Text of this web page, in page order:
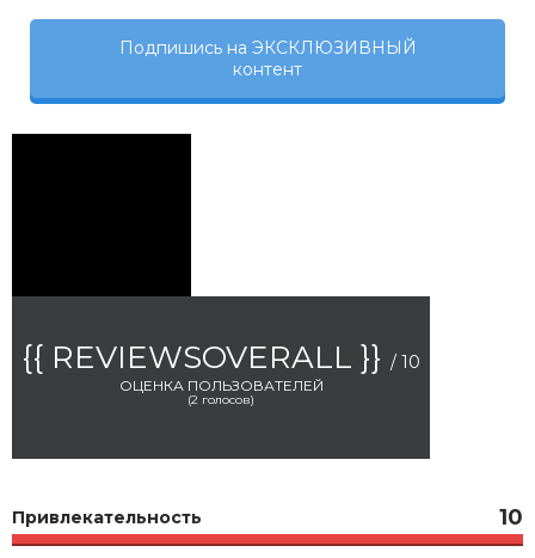
Подпишись на ЭКСКЛЮЗИВНЫЙ
контент
{{ REVIEWSOVERALL }} / 10
ОЦЕНКА ПОЛЬЗОВАТЕЛЕЙ
(2 голосов)
Привлекательность 10